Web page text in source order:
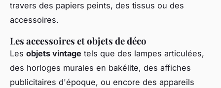
travers des papiers peints, des tissus ou des
accessoires.
Les accessoires et objets de déco
Les objets vintage tels que des lampes articulées,
des horloges murales en bakélite, des affiches
publicitaires d'époque, ou encore des appareils